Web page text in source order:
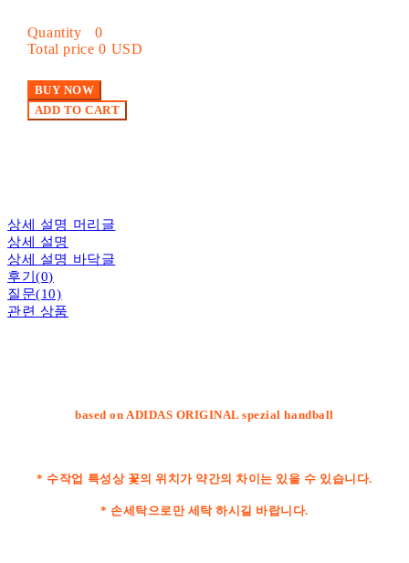
Quantity
0
Total price 0 USD
BUY NOW
ADD TO CART
상세 설명 머리글
상세 설명
상세 설명 바닥글
후기(0)
질문(10)
관련 상품
based on ADIDAS ORIGINAL spezial handball
* 수작업 특성상 꽃의 위치가 약간의 차이는 있을 수 있습니다.
* 손세탁으로만 세탁 하시길 바랍니다.